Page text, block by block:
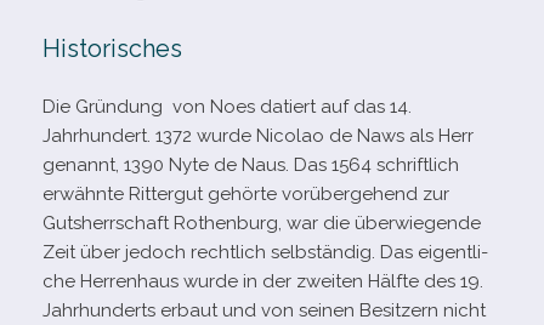
Historisches
Die Gründung von Noes datiert auf das 14.
Jahrhundert. 1372 wurde Nicolao de Naws als Herr
genannt, 1390 Nyte de Naus. Das 1564 schrift­lich
erwähnte Rittergut gehörte vor­über­ge­hend zur
Gutsherrschaft Rothenburg, war die über­wie­gende
Zeit über jedoch recht­lich selb­stän­dig. Das eigent­li­
che Herrenhaus wurde in der zwei­ten Hälfte des 19.
Jahrhunderts erbaut und von sei­nen Besitzern nicht